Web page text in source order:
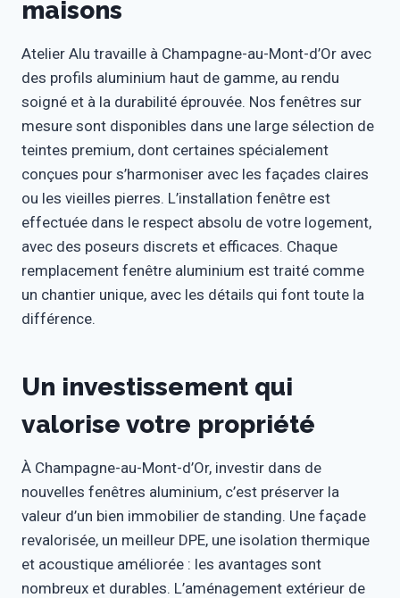
maisons
Atelier Alu travaille à Champagne-au-Mont-d’Or avec
des profils aluminium haut de gamme, au rendu
soigné et à la durabilité éprouvée. Nos fenêtres sur
mesure sont disponibles dans une large sélection de
teintes premium, dont certaines spécialement
conçues pour s’harmoniser avec les façades claires
ou les vieilles pierres. L’installation fenêtre est
effectuée dans le respect absolu de votre logement,
avec des poseurs discrets et efficaces. Chaque
remplacement fenêtre aluminium est traité comme
un chantier unique, avec les détails qui font toute la
différence.
Un investissement qui
valorise votre propriété
À Champagne-au-Mont-d’Or, investir dans de
nouvelles fenêtres aluminium, c’est préserver la
valeur d’un bien immobilier de standing. Une façade
revalorisée, un meilleur DPE, une isolation thermique
et acoustique améliorée : les avantages sont
nombreux et durables. L’aménagement extérieur de